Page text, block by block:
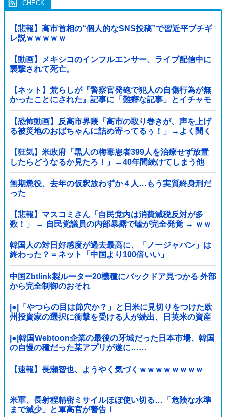
【悲報】高市首相の“個人的なSNS投稿”で習近平ブチギ
レ説ｗｗｗｗｗ
【動画】メキシコのインフルエンサー、ライブ配信中に
襲撃されて死亡。
【ネット】荒らしが『警察官発砲で犯人の自傷行為が無
かったことにされた』記事に「難癖な記事」とイチャモ
ン→自傷行為の動画が拡散してマスゴミの偏向報...
【恐怖動画】反高市界隈「高市の取り巻きが、声を上げ
る被災地のおばちゃんに詰め寄ってるぅ！」→よく聞く
と何やらヤバいことを言っていると話題に…
【狂気】米政府「黒人の梅毒患者399人を治療せず放置
したらどうなるか見たろ！」→40年間続けてしまう他
無期懲役、去年の仮釈放わずか４人…もう実質終身刑だ
った
【悲報】マスコミさん「自民党内は消費減税反対が多
数！」 → 自民党議員の内部暴露で嘘が完全発覚 → ｗｗ
ｗｗｗｗｗｗｗｗｗｗｗｗ
韓国人の対日好感度が過去最高に、「ノージャパン」は
終わった？＝ネット「中国より100倍いい」
中国Zbtlink製ルーター20機種にバックドア見つかる 外部
から完全制御のおそれ
|●|「やつらの目は節穴か？」と日米に見切りをつけた欧
州投資家の選択に衝撃を受ける人が続出、日英米の資産
を処分して代わりに選んだのは……
|●|韓国Webtoon企業の最後の牙城だった日本市場、韓国
の自慢の種だった某アプリが遂に……
【速報】長瀬智也、ようやく気づくｗｗｗｗｗｗｗｗ
米軍、長射程精密ミサイルほぼ使い切る…「危険な水準
まで減少」と軍高官が警告！